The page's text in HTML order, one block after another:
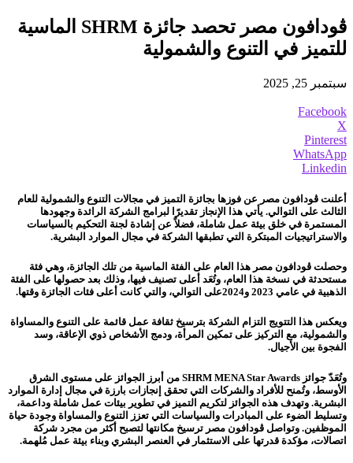
ڤودافون مصر تحصد جائزة SHRM الماسية
للتميز في التنوع والشمولية
سبتمبر 25, 2025
Facebook
X
Pinterest
WhatsApp
Linkedin
أعلنت ڤودافون مصر عن فوزها بجائزة التميز في مجالات التنوع والشمولية للعام
الثالث على التوالي. يأتي هذا الإنجاز تقديرًا لبرامج الشركة الرائدة وجهودها
المستمرة في خلق بيئة عمل شاملة، فضلاً عن إشادة لجنة التحكيم بالسياسات
والاستراتيجيات المبتكرة التي تطبقها الشركة في مجال الموارد البشرية.
وحصلت ڤودافون مصر هذا العام على الفئة الماسية من تلك الجائزة، وهي فئة
مستحدثة في نسخة هذا العام، وتُعَد أعلى تصنيف فيها، وذلك بعد حصولها على الفئة
الذهبية في عامي 2023 و2024على التوالي، والتي كانت أعلى فئات الجائزة وقتها.
ويعكس هذا التتويج التزام الشركة بترسيخ ثقافة عمل قائمة على التنوع والمساواة
والشمولية، مع التركيز على تمكين المرأة، ودمج الأشخاص ذوي الإعاقة، وسد
الفجوة بين الأجيال.
وتُعَدّ جوائز SHRM MENA Star Awards من أبرز الجوائز على مستوى الشرق
الأوسط، وتُمنح للأفراد والشركات التي تحقق إنجازات بارزة في مجال إدارة الموارد
البشرية. وتهدف هذه الجوائز لتكريم التميز في تطوير بيئات عمل شاملة وداعمة،
وتسليط الضوء على المبادرات والسياسات التي تعزز التنوع والمساواة وجودة حياة
الموظفين. وتواصل ڤودافون مصر ترسيخ مكانتها لتصبح أكثر من مجرد شركة
اتصالات، مؤكدة قدرتها على الاستثمار في العنصر البشري وبناء بيئة عمل مُلهمة.